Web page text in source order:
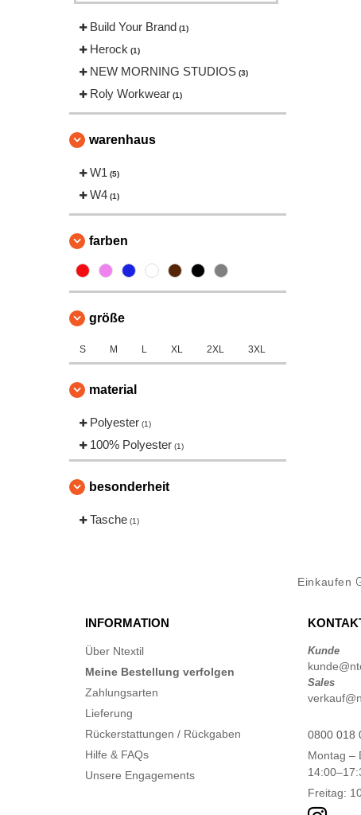
Build Your Brand (1)
Herock (1)
NEW MORNING STUDIOS (3)
Roly Workwear (1)
warenhaus
W1 (5)
W4 (1)
farben
größe
S M L XL 2XL 3XL
material
Polyester (1)
100% Polyester (1)
besonderheit
Tasche (1)
Einkaufen
INFORMATION
Über Ntextil
Meine Bestellung verfolgen
Zahlungsarten
Lieferung
Rückerstattungen / Rückgaben
Hilfe & FAQs
Unsere Engagements
Kunde
Sales
0800 018
Montag –
Freitag: